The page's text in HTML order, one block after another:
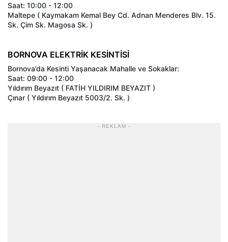
Saat: 10:00 - 12:00
Maltepe ( Kaymakam Kemal Bey Cd. Adnan Menderes Blv. 15.
Sk. Çim Sk. Magosa Sk. )
BORNOVA ELEKTRİK KESİNTİSİ
Bornova’da Kesinti Yaşanacak Mahalle ve Sokaklar:
Saat: 09:00 - 12:00
Yıldırım Beyazıt ( FATİH YILDIRIM BEYAZIT )
Çınar ( Yıldırım Beyazıt 5003/2. Sk. )
- REKLAM -